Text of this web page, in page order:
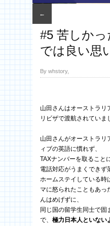
←
#5 苦しか
では良い思
By whstory,
山田さんはオーストラリ
リビザで渡航されていま
山田さんがオーストラリ
ィブの英語に慣れず、
TAXナンバーを取ること
電話対応がうまくできず
ホームステイしている時
マに怒られたこともあっ
んはめげずに、
同じ国の留学生同士で固
で、 極力日本人といない